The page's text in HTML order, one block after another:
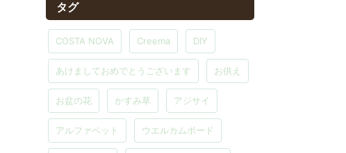
タグ
COSTA NOVA Creema DIY
あけましておめでとうございます お供え
お盆の花 かすみ草 アジサイ
アルファベット ウエルカムボード